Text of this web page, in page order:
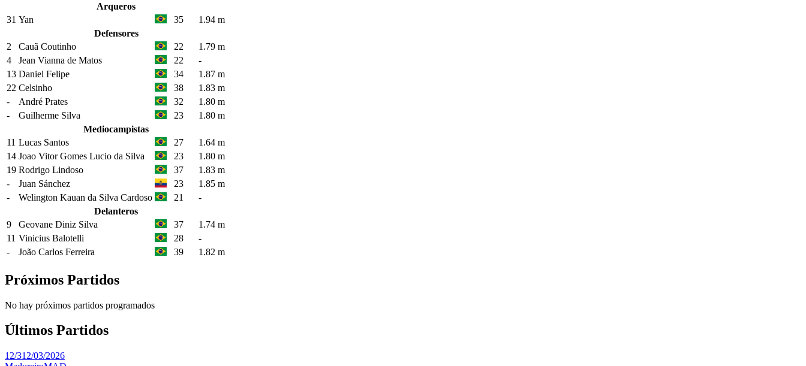
Arqueros
31 Yan 35
1.94 m
Defensores
2
Cauã Coutinho 22
1.79 m
4
Jean Vianna de Matos 22
-
13 Daniel Felipe 34
1.87 m
22 Celsinho 38
1.83 m
-
André Prates 32
1.80 m
-
Guilherme Silva 23
1.80 m
Mediocampistas
11 Lucas Santos 27
1.64 m
14 Joao Vitor Gomes Lucio da Silva 23
1.80 m
19 Rodrigo Lindoso 37
1.83 m
-
Juan Sánchez 23
1.85 m
-
Welington Kauan da Silva Cardoso 21
-
Delanteros
9
Geovane Diniz Silva 37
1.74 m
11 Vinicius Balotelli 28
-
-
João Carlos Ferreira 39 1.82 m
Próximos Partidos
No hay próximos partidos programados
Últimos Partidos
12/312/03/2026